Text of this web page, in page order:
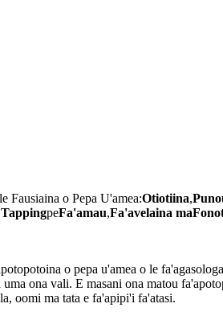
Fausiaina o Pepa U'amea:Otiotiina,
TappingpeFa'amau,Fa'avelaina ma
o pepa u'amea o le
uma ona vali. E masani ona matou
oomi ma tata e fa'apipi'i fa'atasi.